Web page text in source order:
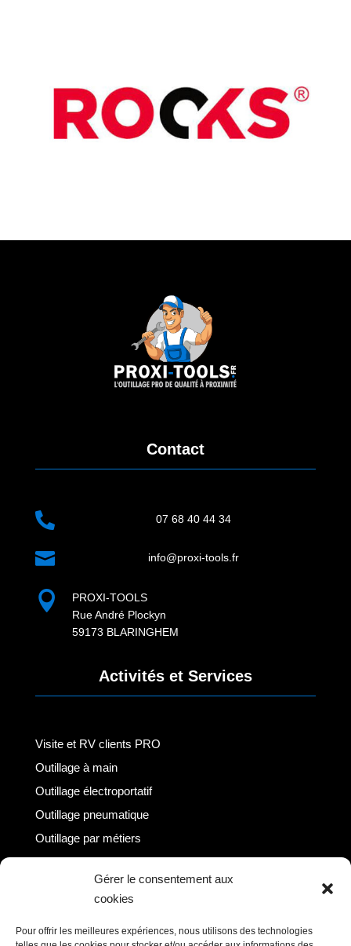
Gérer le consentement aux
cookies
Pour offrir les meilleures expériences, nous utilisons des technologies
Contact
 07 68 40 44 34
 info@proxi-tools.fr

PROXI-TOOLS
Rue André Plockyn
59173 BLARINGHEM
Activités et Services
Visite et RV clients PRO
Outillage à main
Outillage électroportatif
Outillage pneumatique
Outillage par métiers
Outillage / Equipement atelier